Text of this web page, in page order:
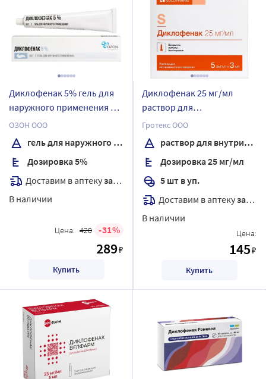
Диклофенак 5% гель для
наружного применения 50
гр
ОЗОН ООО
гель для наружного применения
Дозировка 5%
Доставим в аптекузавтра
В наличии
Цена: 420 31
289₽
Купить
Диклофенак 25 мг/мл
раствор для
внутримышечного
введения 3 мл ампулы 5
шт.
Гротекс ООО
раствор для внутримышечного введения
Дозировка 25 мг/мл
5 шт в уп.
Доставим в аптекузавтра
В наличии
Цена:
145₽
Купить